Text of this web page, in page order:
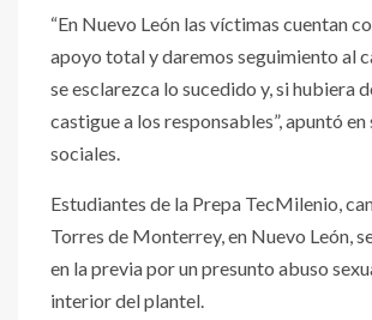
“En Nuevo León las víctimas cuentan
apoyo total y daremos seguimiento al
se esclarezca lo sucedido y, si hubiera
castigue a los responsables”, apuntó en
sociales.
Estudiantes de la Prepa TecMilenio,
Torres de Monterrey, en Nuevo León,
en la previa por un presunto abuso
interior del plantel.